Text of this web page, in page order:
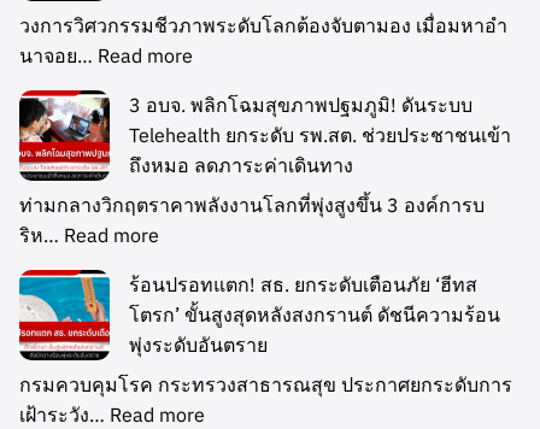
วงการวิศวกรรมชีวภาพระดับโลกต้องจับตามอง เมื่อมหาอำ
นาจอย… Read more
3 อบจ. พลิกโฉมสุขภาพปฐมภูมิ! ดันระบบ
Telehealth ยกระดับ รพ.สต. ช่วยประชาชนเข้า
ถึงหมอ ลดภาระค่าเดินทาง
ท่ามกลางวิกฤตราคาพลังงานโลกที่พุ่งสูงขึ้น 3 องค์การบ
ริห… Read more
ร้อนปรอทแตก! สธ. ยกระดับเตือนภัย ‘ฮีทส
โตรก’ ขั้นสูงสุดหลังสงกรานต์ ดัชนีความร้อน
พุ่งระดับอันตราย
กรมควบคุมโรค กระทรวงสาธารณสุข ประกาศยกระดับการ
เฝ้าระวัง… Read more